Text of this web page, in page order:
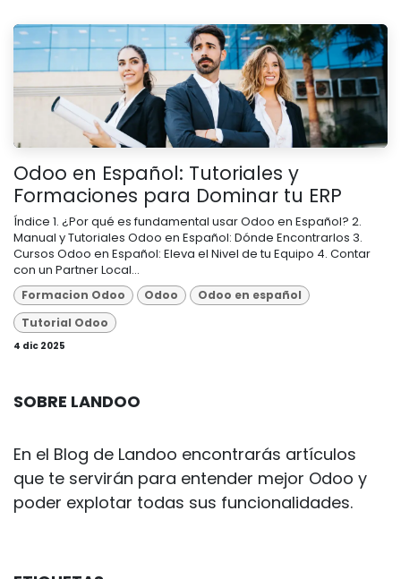
Odoo en Español: Tutoriales y
Formaciones para Dominar tu ERP
Índice 1. ¿Por qué es fundamental usar Odoo en Español? 2.
Manual y Tutoriales Odoo en Español: Dónde Encontrarlos 3.
Cursos Odoo en Español: Eleva el Nivel de tu Equipo 4. Contar
con un Partner Local...
Formacion Odoo Odoo
Odoo en español
Tutorial Odoo
4 dic 2025
SOBRE LANDOO
En el Blog de Landoo encontrarás artículos
que te servirán para entender mejor Odoo y
poder explotar todas sus funcionalidades.